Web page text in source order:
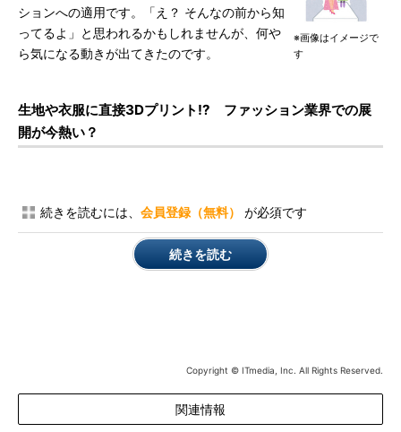
※画像はイメージで
す
ションへの適用です。「え？ そんなの前から知
ってるよ」と思われるかもしれませんが、何や
ら気になる動きが出てきたのです。
生地や衣服に直接3Dプリント!? ファッション業界での展
開が今熱い？
続きを読むには、 会員登録（無料） が必須です
続きを読む
Copyright © ITmedia, Inc. All Rights Reserved.
関連情報